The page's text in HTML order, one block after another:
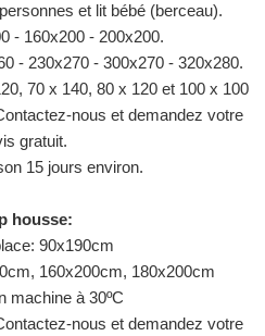
et lit bébé (berceau).
- 160x200 - 200x200.
- 230x270 - 300x270 - 320x280.
70 x 140, 80 x 120 et 100 x 100
nous et demandez votre
gratuit.
15 jours environ.
housse:
90x190cm
160x200cm, 180x200cm
machine à 30ºC
nous et demandez votre